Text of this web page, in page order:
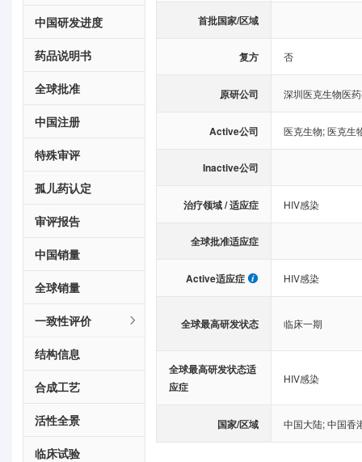
中国研发进度
药品说明书
全球批准
中国注册
特殊审评
孤儿药认定
审评报告
中国销量
全球销量
一致性评价
结构信息
合成工艺
活性全景
临床试验
首批国家/区域
复方 否
原研公司 深圳医克生物医
Active公司 医克生物;医克生
Inactive公司
治疗领域 / 适应症 HIV感染
全球批准适应症
Active适应症 HIV感染
全球最高研发状态 临床一期
全球最高研发状态适
应症
HIV感染
国家/区域 中国大陆;中国香